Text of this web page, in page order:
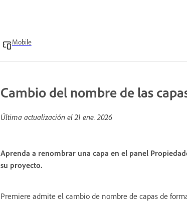
Mobile
Cambio del nombre de las
Última actualización el21 ene. 2026
Aprenda a renombrar una capa en el panel
su proyecto.
Premiere admite el cambio de nombre de capas de